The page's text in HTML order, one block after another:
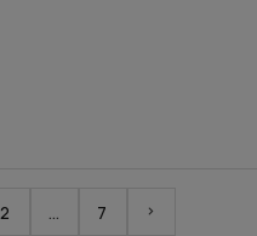
2 7